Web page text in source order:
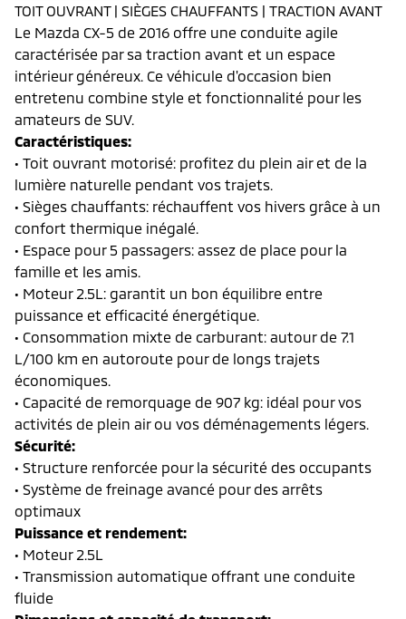
TOIT OUVRANT | SIÈGES CHAUFFANTS | TRACTION AVANT
Le Mazda CX-5 de 2016 offre une conduite agile
caractérisée par sa traction avant et un espace
intérieur généreux. Ce véhicule d'occasion bien
entretenu combine style et fonctionnalité pour les
amateurs de SUV.
Caractéristiques:
• Toit ouvrant motorisé: profitez du plein air et de la
lumière naturelle pendant vos trajets.
• Sièges chauffants: réchauffent vos hivers grâce à un
confort thermique inégalé.
• Espace pour 5 passagers: assez de place pour la
famille et les amis.
• Moteur 2.5L: garantit un bon équilibre entre
puissance et efficacité énergétique.
• Consommation mixte de carburant: autour de 7.1
L/100 km en autoroute pour de longs trajets
économiques.
• Capacité de remorquage de 907 kg: idéal pour vos
activités de plein air ou vos déménagements légers.
Sécurité:
• Structure renforcée pour la sécurité des occupants
• Système de freinage avancé pour des arrêts
optimaux
Puissance et rendement:
• Moteur 2.5L
• Transmission automatique offrant une conduite
fluide